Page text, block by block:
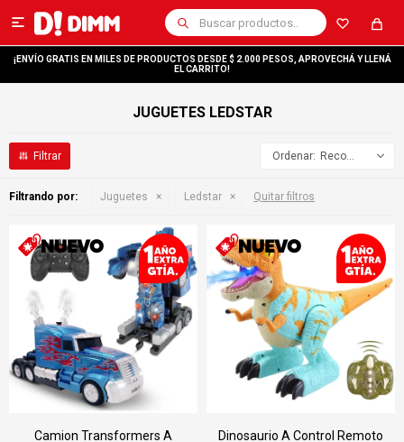

¡ENVÍO GRATIS EN MILES DE PRODUCTOS DESDE $ 2.000 PESOS, APROVECHÁ Y LLENÁ
EL CARRITO!
JUGUETES LEDSTAR
Recomendados
Filtrando por: Juguetes Ledstar Quitar filtros
Camion Transformers A
Dinosaurio A Control Remoto